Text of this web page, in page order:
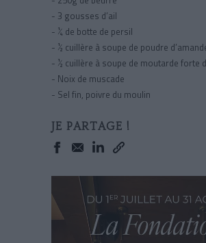
- 3 gousses d’ail
- ¼ de botte de persil
- ½ cuillère à soupe de poudre
- ½ cuillère à soupe de moutarde forte
- Noix de muscade
- Sel fin, poivre du moulin
JE PARTAGE !